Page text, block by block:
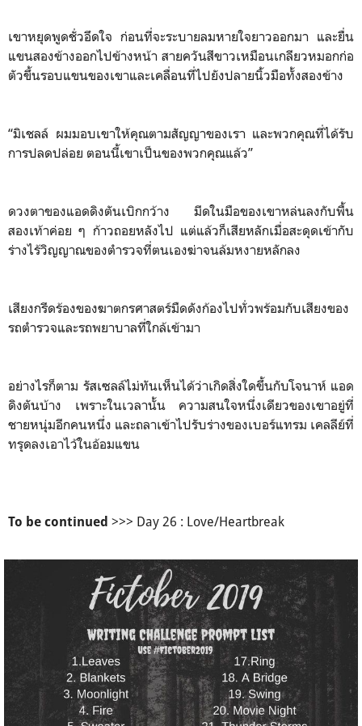
เขาหยุดพูดชั่วอึดใจ ก่อนที่จะระบายลมหายใจยาวออกมา และยื่น
แขนสองข้างออกไปข้างหน้า สายควันสีขาวเหมือนเกลียวหมอกก่อ
ตัวขึ้นรอบแขนของเขาและเคลื่อนที่ไปยังปลายนิ้วมือทั้งสองข้าง
“มิเชลล์ ผมมอบเขาให้คุณตามสัญญาของเรา และพวกคุณที่ได้รับ
การปลดปล่อย ตอนนี้เขาเป็นของพวกคุณแล้ว”
ดวงตาของแอดดิงตันเบิกกว้าง มีดในมือของเขาหล่นลงกับพื้น
สองเท้าค่อย ๆ ก้าวถอยหลังไป แต่แล้วก็เสียหลักเมื่อสะดุดเข้ากับ
ร่างไร้วิญญาณของตำรวจที่ตนเองฆ่าจนล้มหงายหลักลง
เสียงกรีดร้องของฆาตกรศาสตร์มืดดังก้องไปทั่วพร้อมกับเสียงของ
รถตำรวจและรถพยาบาลที่ใกล้เข้ามา
อย่างไรก็ตาม รัสเซลล์ไม่ทันเห็นได้ว่าเกิดสิ่งใดขึ้นกับโจนาห์ แอด
ดิงตันบ้าง เพราะในเวลานั้น ความสนใจหนึ่งเดียวของเขาอยู่ที่
ชายหนุ่มอีกคนหนึ่ง และถลาเข้าไปรับร่างของเบอร์แทรม เคลลีย์ที่
ทรุดลงเอาไว้ในอ้อมแขน
To be continued >>> Day 26 : Love/Heartbreak